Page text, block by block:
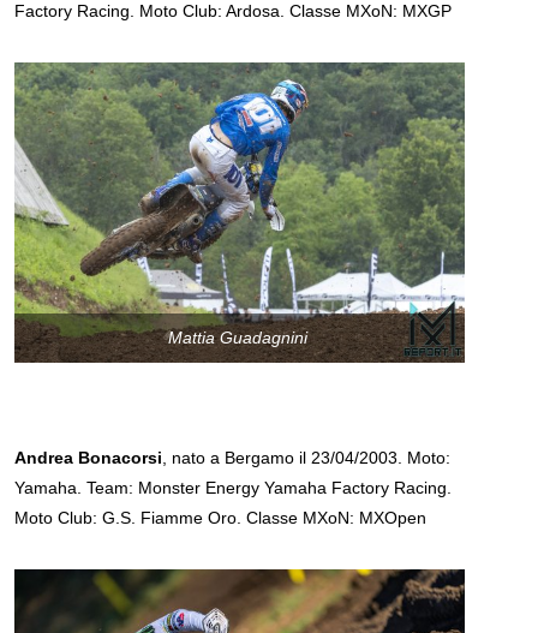
Factory Racing. Moto Club: Ardosa. Classe MXoN: MXGP
Mattia Guadagnini
Andrea Bonacorsi , nato a Bergamo il 23/04/2003. Moto:
Yamaha. Team: Monster Energy Yamaha Factory Racing.
Moto Club: G.S. Fiamme Oro. Classe MXoN: MXOpen